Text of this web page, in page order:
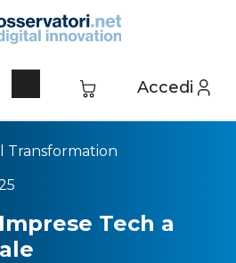
Accedi
Transformation
Tech a